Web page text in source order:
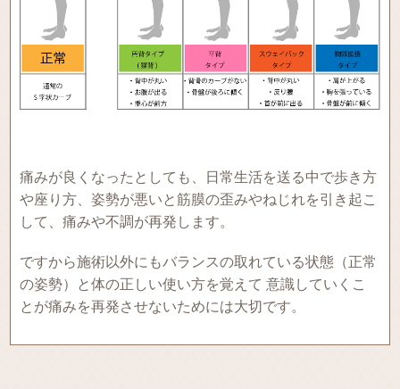
痛みが良くなったとしても、日常生活を送る中で歩き方
や座り方、姿勢が悪いと筋膜の歪みやねじれを引き起こ
して、痛みや不調が再発します。
ですから施術以外にもバランスの取れている状態（正常
の姿勢）と体の正しい使い方を覚えて 意識していくこ
とが痛みを再発させないためには大切です。